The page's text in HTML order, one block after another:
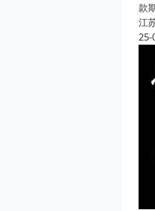
款
江
25-